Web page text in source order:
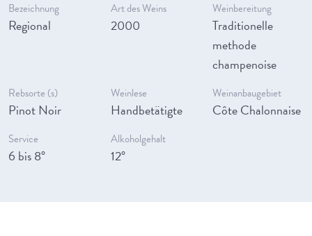
Bezeichnung
Regional
Art des Weins
2000
Weinbereitung
Traditionelle
methode
champenoise
Rebsorte (s)
Pinot Noir
Weinlese
Handbetätigte
Weinanbaugebiet
Côte Chalonnaise
Service
6 bis 8°
Alkoholgehalt
12°